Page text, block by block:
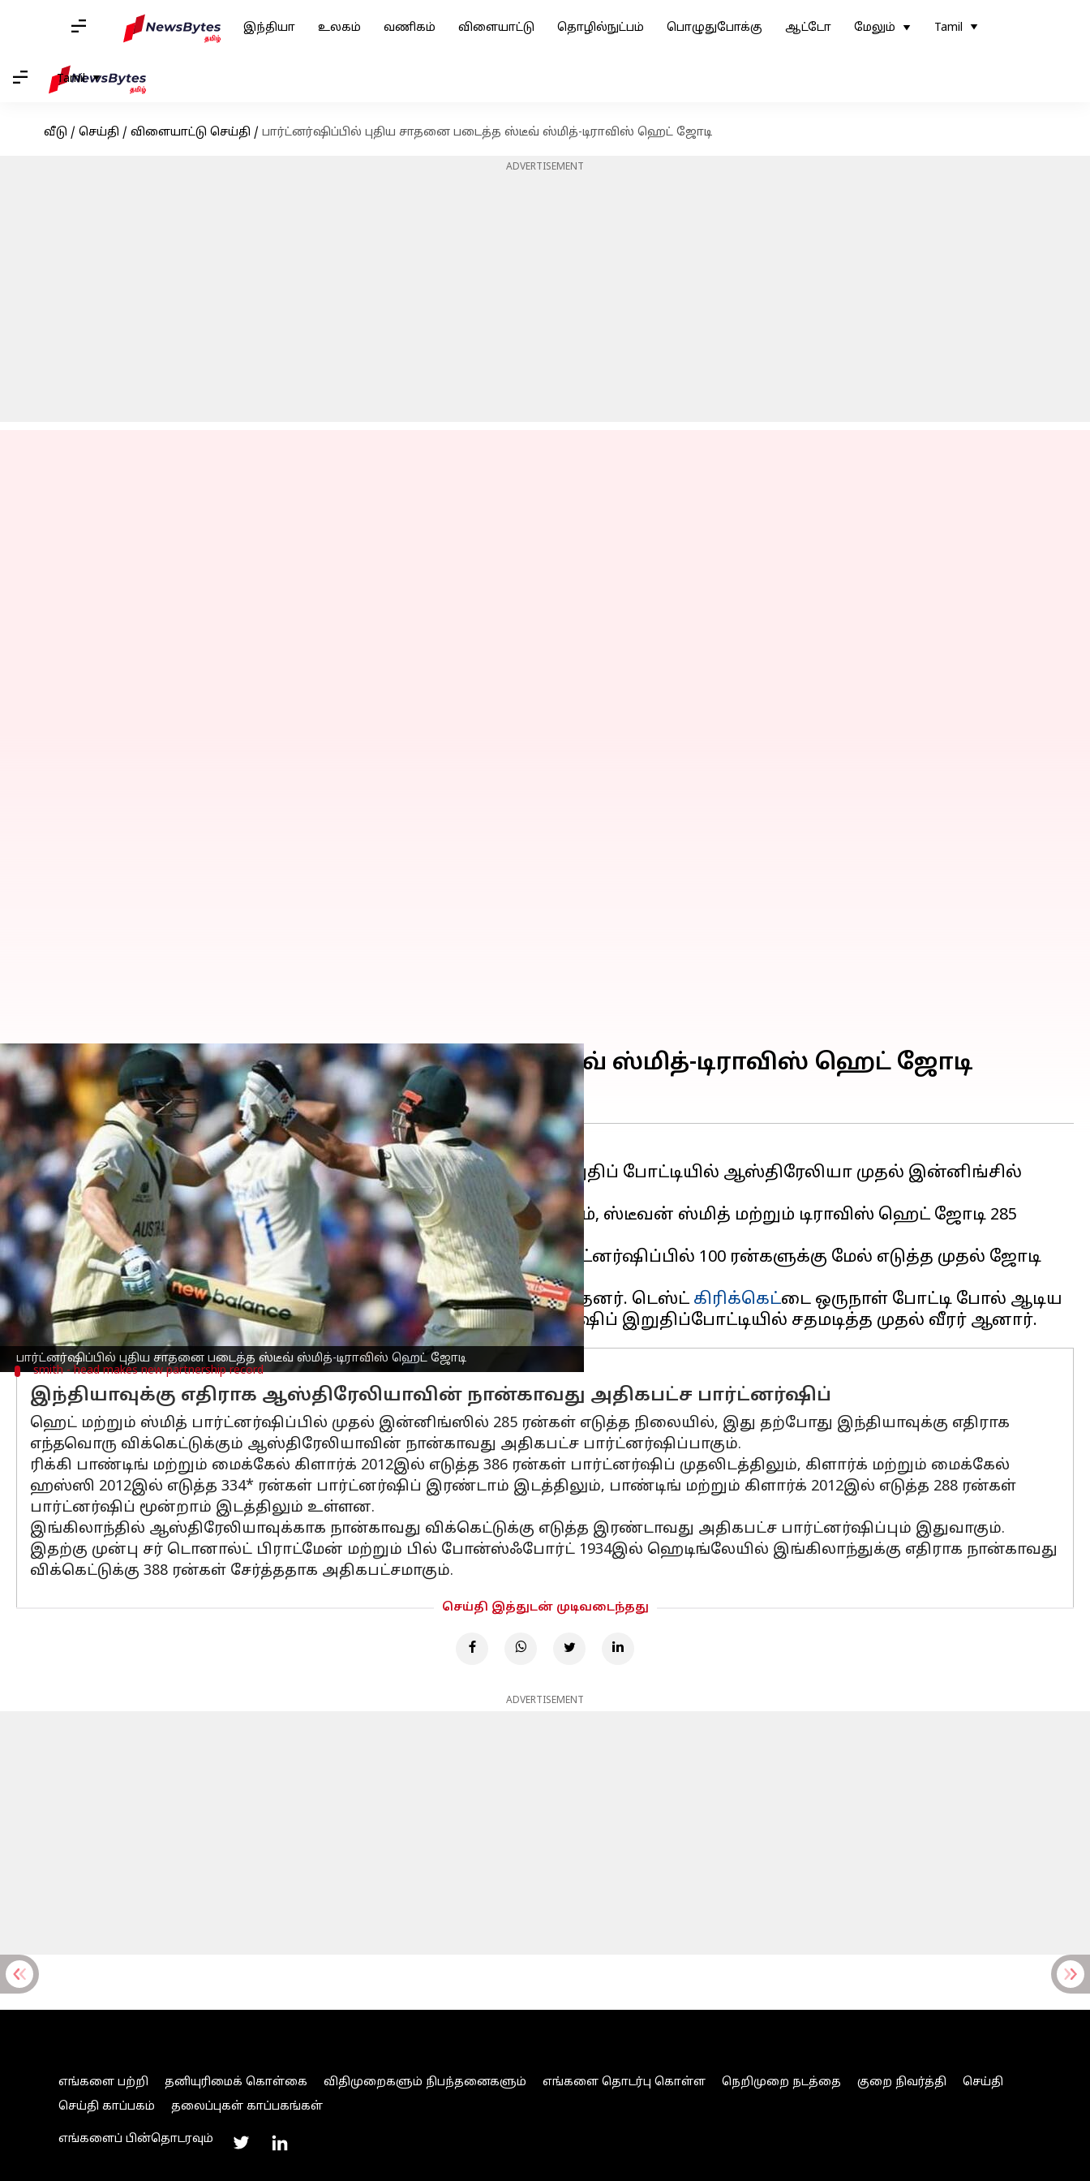
இந்தியா உலகம் வணிகம் விளையாட்டு தொழில்நுட்பம் பொழுதுபோக்கு ஆட்டோ மேலும் Tamil
Tamil
வீடு / செய்தி / விளையாட்டு செய்தி / பார்ட்னர்ஷிப்பில் புதிய சாதனை படைத்த ஸ்டீவ் ஸ்மித்-டிராவிஸ் ஹெட் ஜோடி
ADVERTISEMENT
பார்ட்னர்ஷிப்பில் புதிய சாதனை படைத்த ஸ்டீவ் ஸ்மித்-டிராவிஸ் ஹெட் ஜோடி
பார்ட்னர்ஷிப்பில் புதிய சாதனை படைத்த ஸ்டீவ் ஸ்மித்-டிராவிஸ் ஹெட் ஜோடி
எழுதியவர் Sekar Chinnappan Jun 08, 2023 07:46 pm
செய்தி முன்னோட்டம்
ஓவலில் நடைபெற்று வரும் ஐசிசி உலகடெஸ்ட் சாம்பியன்ஷிப் இறுதிப் போட்டியில் ஆஸ்திரேலியா முதல் இன்னிங்சில்
அபாரமாக ரன் குவித்து வலுவான நிலையில் உள்ளது.
ஆரம்பத்தில் 76 ரன்களுக்கு 3 விக்கெட்டுகள் இழந்து தடுமாறினாலும், ஸ்டீவன் ஸ்மித் மற்றும் டிராவிஸ் ஹெட் ஜோடி 285
ரன்கள் சேர்த்து ஆஸ்திரேலியாவை வலுவாக்கியது.
இதன் மூலம் உலக டெஸ்ட் சாம்பியன்ஷிப் இறுதிப் போட்டியில் பார்ட்னர்ஷிப்பில் 100 ரன்களுக்கு மேல் எடுத்த முதல் ஜோடி
என்ற பெருமையை அவர்கள் பெற்றனர்.
இருவரும் முதல் இன்னிங்ஸில் தங்கள் சதங்களையும் பூர்த்தி செய்தனர். டெஸ்ட் கிரிக்கெட்டை ஒருநாள் போட்டி போல் ஆடிய
smith - head makes new partnership record
இந்தியாவுக்கு எதிராக ஆஸ்திரேலியாவின் நான்காவது அதிகபட்ச பார்ட்னர்ஷிப்
ஹெட் மற்றும் ஸ்மித் பார்ட்னர்ஷிப்பில் முதல் இன்னிங்ஸில் 285 ரன்கள் எடுத்த நிலையில், இது தற்போது இந்தியாவுக்கு எதிராக
எந்தவொரு விக்கெட்டுக்கும் ஆஸ்திரேலியாவின் நான்காவது அதிகபட்ச பார்ட்னர்ஷிப்பாகும்.
ரிக்கி பாண்டிங் மற்றும் மைக்கேல் கிளார்க் 2012இல் எடுத்த 386 ரன்கள் பார்ட்னர்ஷிப் முதலிடத்திலும், கிளார்க் மற்றும் மைக்கேல்
ஹஸ்ஸி 2012இல் எடுத்த 334* ரன்கள் பார்ட்னர்ஷிப் இரண்டாம் இடத்திலும், பாண்டிங் மற்றும் கிளார்க் 2012இல் எடுத்த 288 ரன்கள்
பார்ட்னர்ஷிப் மூன்றாம் இடத்திலும் உள்ளன.
இங்கிலாந்தில் ஆஸ்திரேலியாவுக்காக நான்காவது விக்கெட்டுக்கு எடுத்த இரண்டாவது அதிகபட்ச பார்ட்னர்ஷிப்பும் இதுவாகும்.
இதற்கு முன்பு சர் டொனால்ட் பிராட்மேன் மற்றும் பில் போன்ஸ்ஃபோர்ட் 1934இல் ஹெடிங்லேயில் இங்கிலாந்துக்கு எதிராக நான்காவது
விக்கெட்டுக்கு 388 ரன்கள் சேர்த்ததாக அதிகபட்சமாகும்.
செய்தி இத்துடன் முடிவடைந்தது
ADVERTISEMENT
எங்களை பற்றி தனியுரிமைக் கொள்கை விதிமுறைகளும் நிபந்தனைகளும் எங்களை தொடர்பு கொள்ள நெறிமுறை நடத்தை குறை நிவர்த்தி
செய்தி
செய்தி காப்பகம்
தலைப்புகள் காப்பகங்கள்
எங்களைப் பின்தொடரவும்